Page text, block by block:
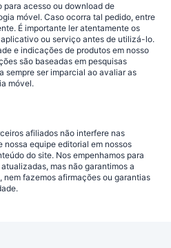
acesso ou download de
móvel. Caso ocorra tal pedido, entre
É importante ler atentamente os
ou serviço antes de utilizá-lo.
e indicações de produtos em nosso
são baseadas em pesquisas
sempre ser imparcial ao avaliar as
móvel.
afiliados não interfere nas
nossa equipe editorial em nossos
do site. Nos empenhamos para
mas não garantimos a
fazemos afirmações ou garantias